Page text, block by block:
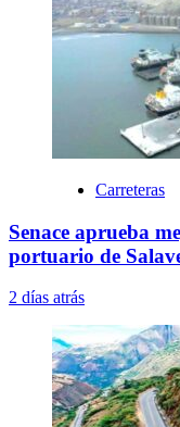
Carreteras
Senace aprueba
portuario de
2 días atrás